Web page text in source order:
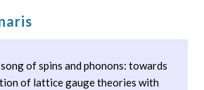
of spins and phonons: towards
of lattice gauge theories with